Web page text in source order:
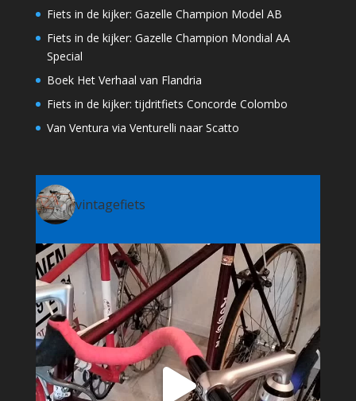
Fiets in de kijker: Gazelle Champion Model AB
Fiets in de kijker: Gazelle Champion Mondial AA
Special
Boek Het Verhaal van Flandria
Fiets in de kijker: tijdritfiets Concorde Colombo
Van Ventura via Venturelli naar Scatto
vintagefiets